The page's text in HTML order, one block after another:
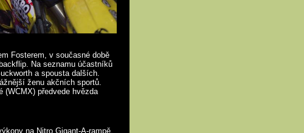
Fosterem, v současné době
Na seznamu účastníků
a spousta dalších.
ženu akčních sportů.
(WCMX) předvede hvězda
na Nitro Gigant-A-rampě,